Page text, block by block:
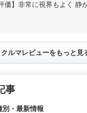
価】非常に視界もよく 静
クルマレビューをもっと見
事
別・最新情報